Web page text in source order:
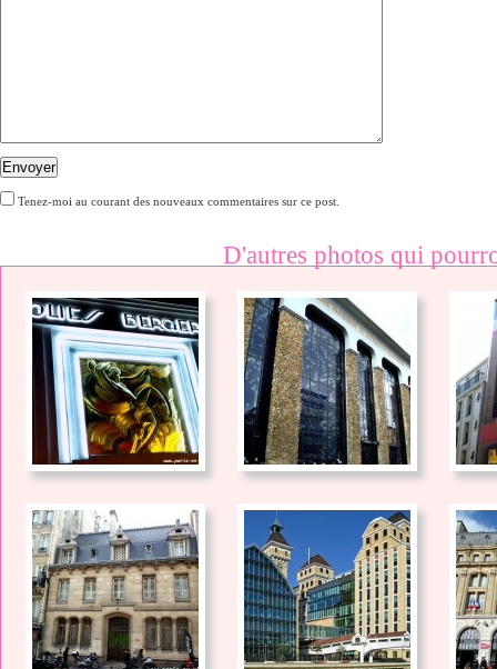
Envoyer
Tenez-moi au courant des nouveaux commentaires sur ce post.
D'autres photos qui